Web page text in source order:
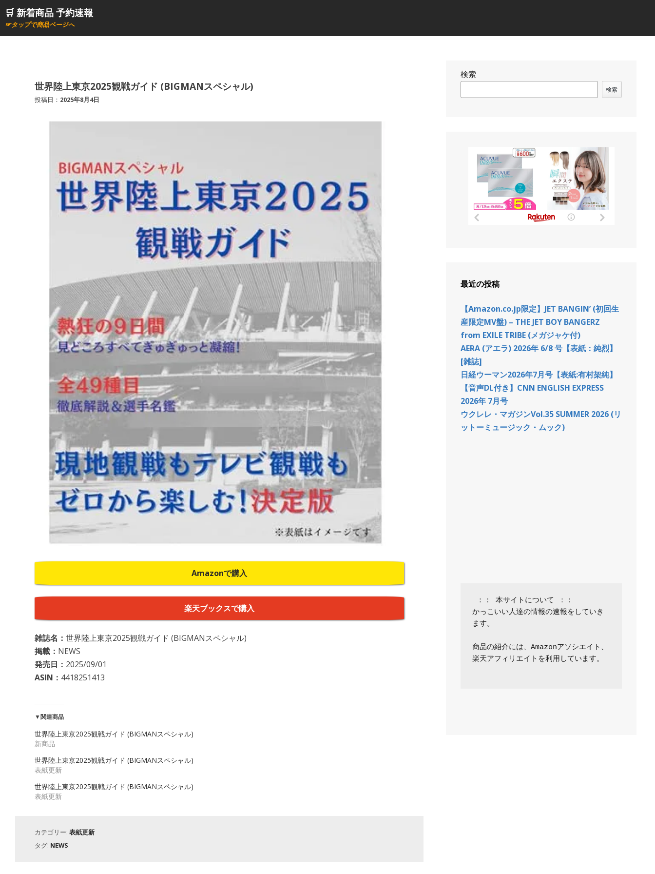
ン🛒 新着商品 予約速報
☞タップで商品ページへ
世界陸上東京2025観戦ガイド (BIGMANスペシャル)
投稿日： 2025年8月4日
Amazonで購入
楽天ブックスで購入
雑誌名： 世界陸上東京2025観戦ガイド (BIGMANスペシャル)
掲載： NEWS
発売日： 2025/09/01
ASIN： 4418251413
▼関連商品
世界陸上東京2025観戦ガイド (BIGMANスペシャル)
新商品
世界陸上東京2025観戦ガイド (BIGMANスペシャル)
表紙更新
世界陸上東京2025観戦ガイド (BIGMANスペシャル)
表紙更新
カテゴリー: 表紙更新
タグ: NEWS
検索
検索
最近の投稿
【Amazon.co.jp限定】JET BANGIN’ (初回生
産限定MV盤) – THE JET BOY BANGERZ
from EXILE TRIBE (メガジャケ付)
AERA (アエラ) 2026年 6/8 号【表紙：純烈】
[雑誌]
日経ウーマン2026年7月号【表紙:有村架純】
【音声DL付き】CNN ENGLISH EXPRESS
2026年 7月号
ウクレレ・マガジンVol.35 SUMMER 2026 (リ
ットーミュージック・ムック)
かっこいい人達の情報の速報をしていき
ます。
商品の紹介には、Amazonアソシエイト、
楽天アフィリエイトを利用しています。